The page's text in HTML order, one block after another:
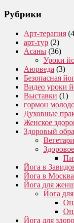
Рубрики
Арт-терапия
арт-тур (2)
Асаны (36)
Уроки
Аюрведа (3)
Безопасная
Видео уроки
Выставки (1)
гормон
Духовные
Женское
Здоровый
Йога в
Йога в
Йога для
Йога
Йога для